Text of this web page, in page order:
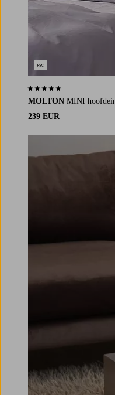
MOLTON MINI
239 EUR
5,0 op basis van 2